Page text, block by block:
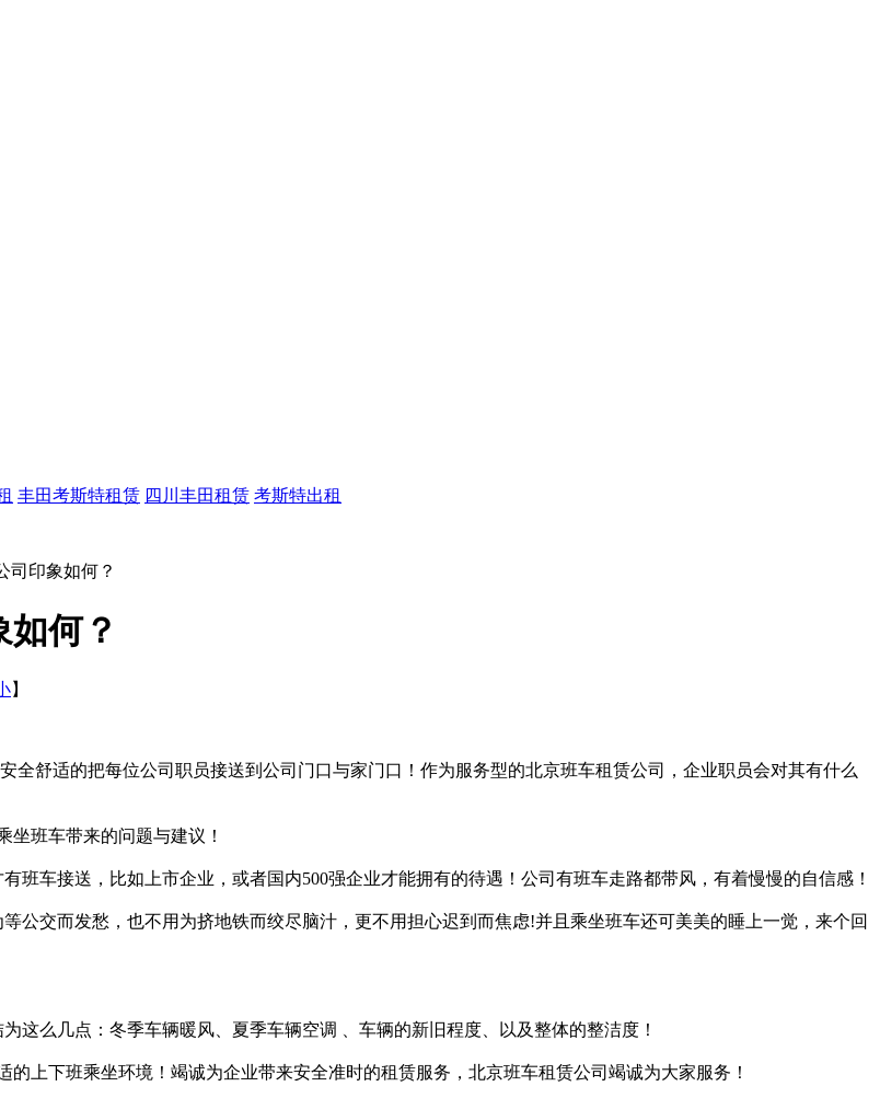
丰田考斯特租赁 四川丰田租赁 考斯特出租
司印象如何？
何？
】
舒适的把每位公司职员接送到公司门口与家门口！作为服务型的北京班车租赁公司，企业职员会对其有什么
班车带来的问题与建议！
车接送，比如上市企业，或者国内500强企业才能拥有的待遇！公司有班车走路都带风，有着慢慢的自信感！
交而发愁，也不用为挤地铁而绞尽脑汁，更不用担心迟到而焦虑!并且乘坐班车还可美美的睡上一觉，来个回
么几点：冬季车辆暖风、夏季车辆空调 、车辆的新旧程度、以及整体的整洁度！
的上下班乘坐环境！竭诚为企业带来安全准时的租赁服务，北京班车租赁公司竭诚为大家服务！